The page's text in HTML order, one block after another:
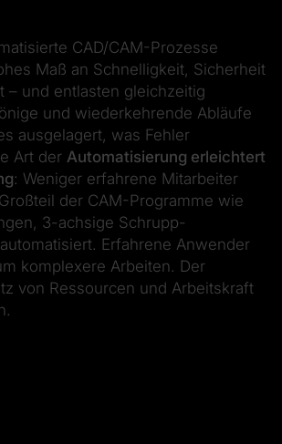
CAD/CAM-Prozesse
Maß an Schnelligkeit, Sicherheit
– und entlasten gleichzeitig
und wiederkehrende Abläufe
ausgelagert, was Fehler
Art der Automatisierung erleichtert
: Weniger erfahrene Mitarbeiter
der CAM-Programme wie
3-achsige Schrupp-
Erfahrene Anwender
komplexere Arbeiten. Der
von Ressourcen und Arbeitskraft